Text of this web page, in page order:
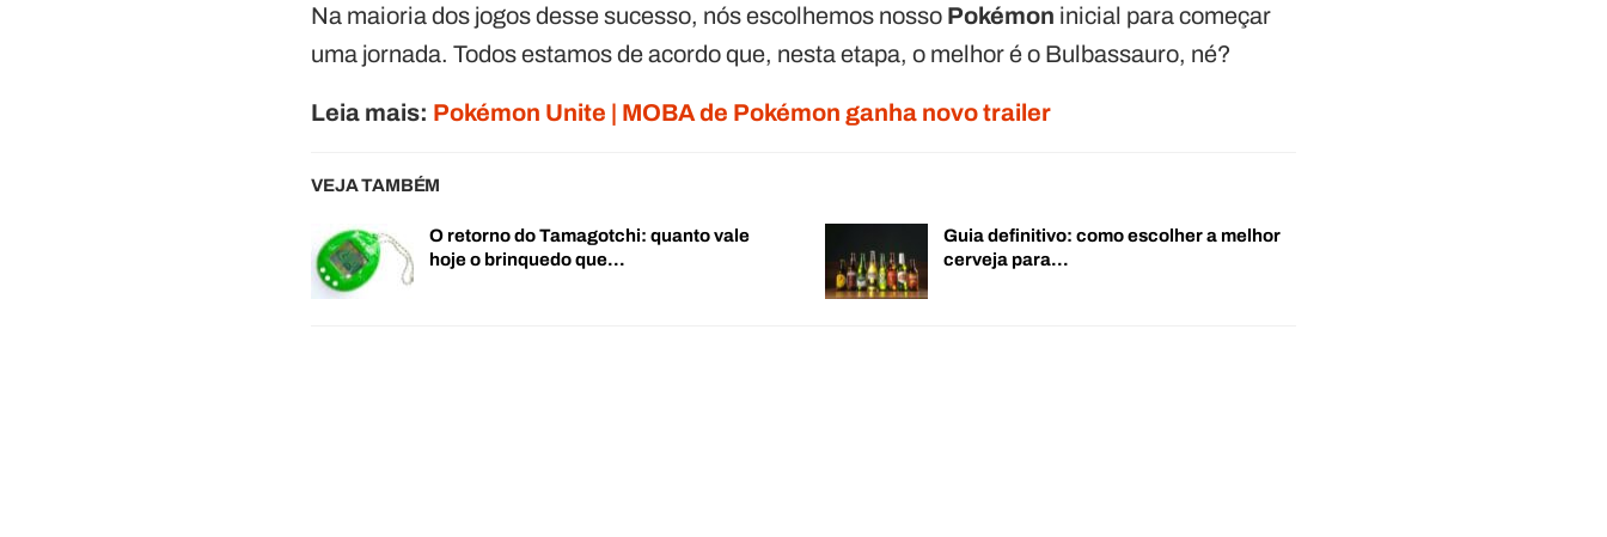
Na maioria dos jogos desse sucesso, nós escolhemos nosso Pokémon inicial para começar
uma jornada. Todos estamos de acordo que, nesta etapa, o melhor é o Bulbassauro, né?
Leia mais: Pokémon Unite | MOBA de Pokémon ganha novo trailer
VEJA TAMBÉM
O retorno do Tamagotchi: quanto vale
hoje o brinquedo que…
Guia definitivo: como escolher a melhor
cerveja para…